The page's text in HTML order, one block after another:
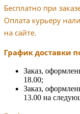
Бесплатно при
Оплата курьеру
на сайте.
График доставки
Заказ,
18.00;
Заказ,
13.00 на